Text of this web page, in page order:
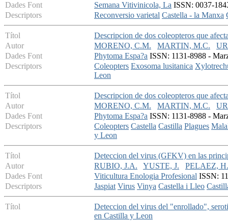
Dades Font
Semana Vitivinicola, La ISSN: 0037-
Descriptors
Reconversio varietal Castella - la Manxa
Títol
Descripcion de dos coleopteros que
Autor
MORENO, C.M. MARTIN, M.C.
Dades Font
Phytoma Espa?a ISSN: 1131-8988 -
Descriptors
Coleopters Exosoma lusitanica
Leon
Títol
Descripcion de dos coleopteros que
Autor
MORENO, C.M. MARTIN, M.C.
Dades Font
Phytoma Espa?a ISSN: 1131-8988 -
Descriptors
Coleopters Castella Castilla Plagues
y Leon
Títol Deteccion del virus (GFKV) en las
Autor
RUBIO, J.A. YUSTE, J.
PELAEZ,
Dades Font
Viticultura Enologia Profesional ISSN:
Descriptors
Jaspiat Virus Vinya Castella i Lleo
Títol
Deteccion del virus del "enrollado",
en Castilla y Leon